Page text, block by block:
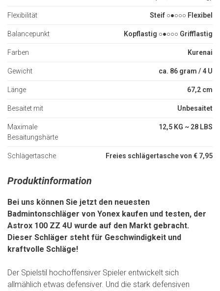
Flexibilität Steif ○●○○○ Flexibel
Balancepunkt Kopflastig ○●○○○ Grifflastig
Farben Kurenai
Gewicht ca. 86 gram / 4 U
Länge 67,2 cm
Besaitet mit Unbesaitet
Maximale
Besaitungshärte
12,5 KG ~ 28 LBS
Schlägertasche Freies schlägertasche von € 7,95
Produktinformation
Bei uns können Sie jetzt den neuesten
Badmintonschläger von Yonex kaufen und testen, der
Astrox 100 ZZ 4U wurde auf den Markt gebracht.
Dieser Schläger steht für Geschwindigkeit und
kraftvolle Schläge!
Der Spielstil hochoffensiver Spieler entwickelt sich
allmählich etwas defensiver. Und die stark defensiven